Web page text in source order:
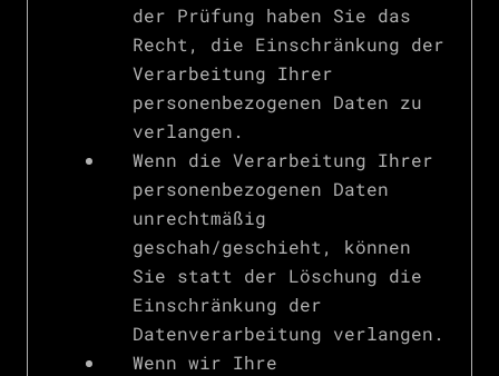
der Prüfung haben Sie das
Recht, die Einschränkung der
Verarbeitung Ihrer
personenbezogenen Daten zu
verlangen.
Wenn die Verarbeitung Ihrer
personenbezogenen Daten
unrechtmäßig
geschah/geschieht, können
Sie statt der Löschung die
Einschränkung der
Datenverarbeitung verlangen.
Wenn wir Ihre